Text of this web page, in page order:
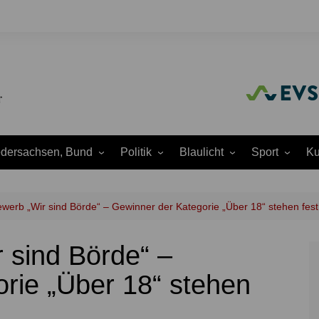
Bund Politik
Ortsrat
Parteien
Blaulicht
Justiz
THW
Sport
Fußball
„Wir sind Börde“ – Gewinner der Kategorie „Über 18“ stehen fest
sind Börde“ –
„Über 18“ stehen